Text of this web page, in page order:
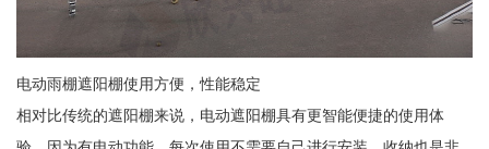
电动雨棚遮阳棚使用方便，性能稳定
相对比传统的遮阳棚来说，电动遮阳棚具有更智能便捷的使用体